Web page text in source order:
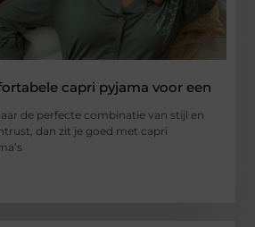
capri pyjama voor een
de perfecte combinatie van stijl en
dan zit je goed met capri